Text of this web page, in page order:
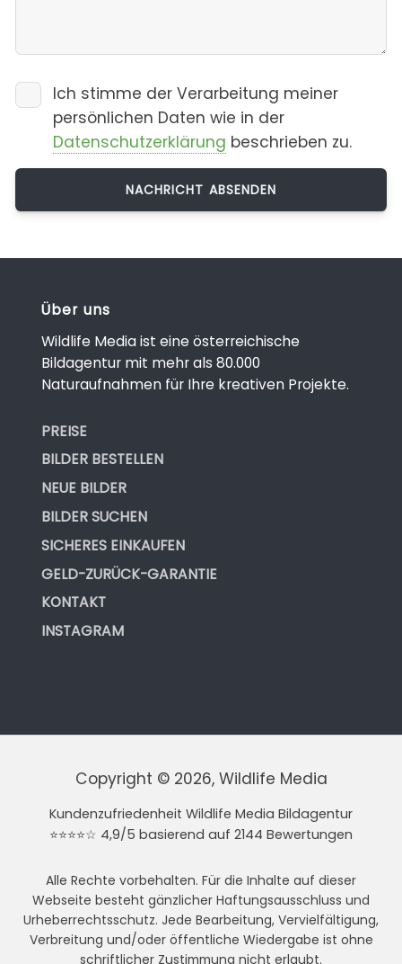
Ich stimme der Verarbeitung meiner
persönlichen Daten wie in der
Datenschutzerklärung beschrieben zu.
Über uns
Wildlife Media ist eine österreichische
Bildagentur mit mehr als 80.000
Naturaufnahmen für Ihre kreativen Projekte.
PREISE
BILDER BESTELLEN
NEUE BILDER
BILDER SUCHEN
SICHERES EINKAUFEN
GELD-ZURÜCK-GARANTIE
KONTAKT
INSTAGRAM
Copyright © 2026, Wildlife Media
Kundenzufriedenheit Wildlife Media Bildagentur
⭐⭐⭐⭐☆ 4,9/5 basierend auf 2144 Bewertungen
Alle Rechte vorbehalten. Für die Inhalte auf dieser
Webseite besteht gänzlicher Haftungsausschluss und
Urheberrechtsschutz. Jede Bearbeitung, Vervielfältigung,
Verbreitung und/oder öffentliche Wiedergabe ist ohne
schriftlicher Zustimmung nicht erlaubt.